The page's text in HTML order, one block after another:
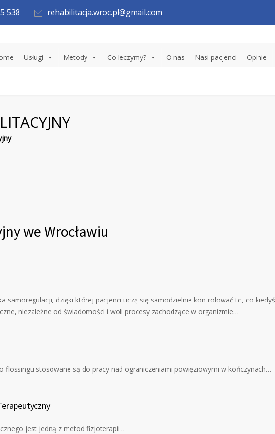
538 rehabilitacja.wroc.pl@gmail.com
Usługi Metody Co leczymy? O nas Nasi pacjenci Opinie
we Wrocławiu
samoregulacji, dzięki której pacjenci uczą się samodzielnie kontrolować to, co kiedyś
niezależne od świadomości i woli procesy zachodzące w organizmie…
flossingu stosowane są do pracy nad ograniczeniami powięziowymi w kończynach…
jest jedną z metod fizjoterapii…